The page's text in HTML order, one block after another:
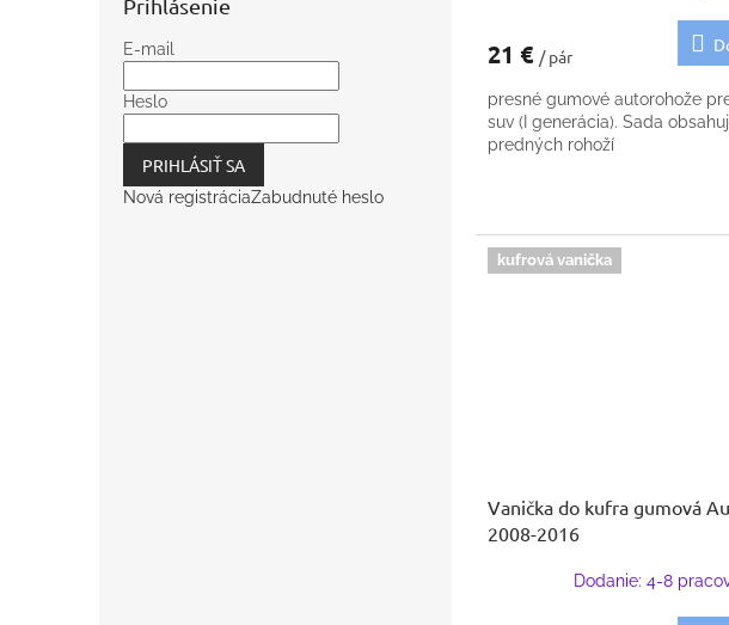
Prihlásenie
E-mail
Heslo
PRIHLÁSIŤ SA
Nová registráciaZabudnuté heslo
21 € / pár
presné gumové autorohože
suv (I generácia). Sada
predných rohoží
kufrová vanička
Vanička do kufra gumová
2008-2016
Dodanie: 4-8